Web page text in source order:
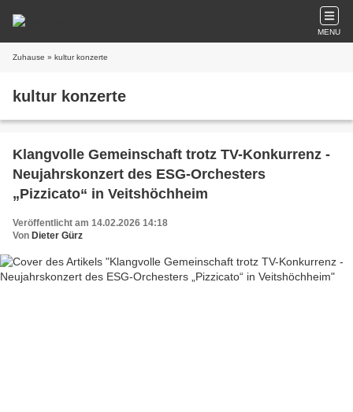
MENU
Zuhause » kultur konzerte
kultur konzerte
Klangvolle Gemeinschaft trotz TV-Konkurrenz -
Neujahrskonzert des ESG-Orchesters
„Pizzicato“ in Veitshöchheim
Veröffentlicht am 14.02.2026 14:18
Von Dieter Gürz